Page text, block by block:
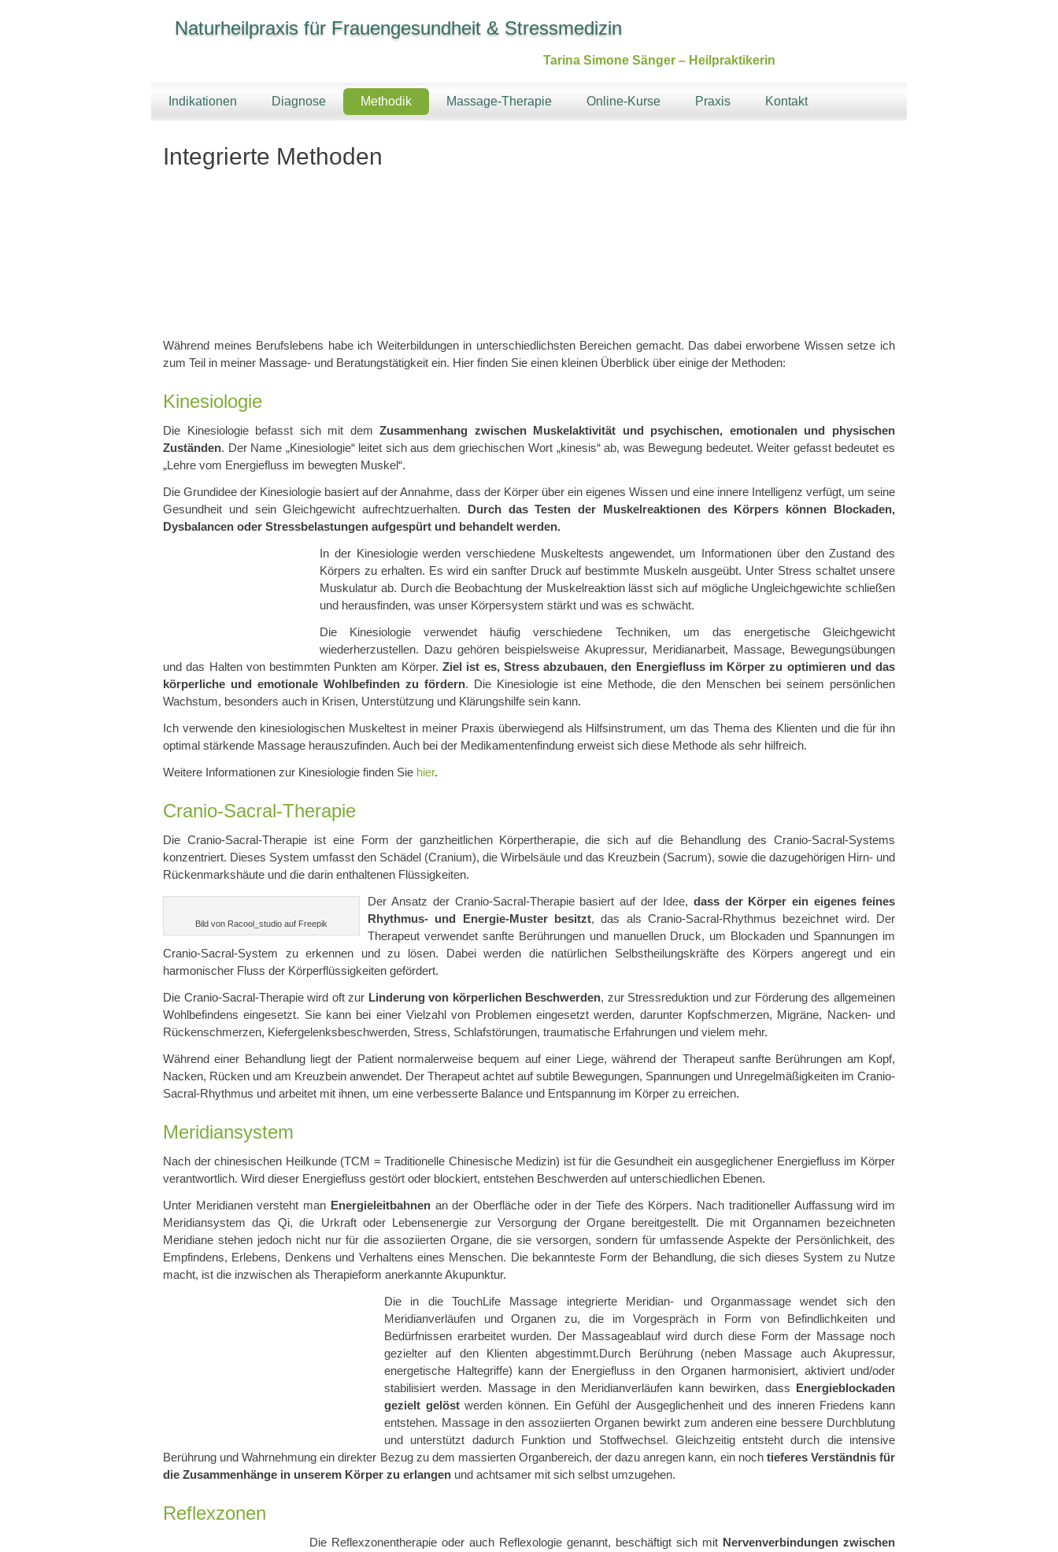
Naturheilpraxis für Frauengesundheit & Stressmedizin
Tarina Simone Sänger – Heilpraktikerin
Indikationen Diagnose Methodik Massage-Therapie Online-Kurse Praxis Kontakt
Integrierte Methoden
Während meines Berufslebens habe ich Weiterbildungen in unterschiedlichsten Bereichen gemacht. Das dabei erworbene Wissen setze ich
zum Teil in meiner Massage- und Beratungstätigkeit ein. Hier finden Sie einen kleinen Überblick über einige der Methoden:
Kinesiologie
Die Kinesiologie befasst sich mit demZusammenhang zwischen Muskelaktivität und psychischen, emotionalen und physischen
Zuständen. Der Name „Kinesiologie“ leitet sich aus dem griechischen Wort „kinesis“ ab, was Bewegung bedeutet. Weiter gefasst bedeutet es
„Lehre vom Energiefluss im bewegten Muskel“.
Die Grundidee der Kinesiologie basiert auf der Annahme, dass der Körper über ein eigenes Wissen und eine innere Intelligenz verfügt, um seine
Gesundheit und sein Gleichgewicht aufrechtzuerhalten. Durch das Testen der Muskelreaktionen des Körpers können Blockaden,
Dysbalancen oder Stressbelastungen aufgespürt und behandelt werden.
In der Kinesiologie werden verschiedene Muskeltests angewendet, um Informationen über den Zustand des
Körpers zu erhalten. Es wird ein sanfter Druck auf bestimmte Muskeln ausgeübt. Unter Stress schaltet unsere
Muskulatur ab. Durch die Beobachtung der Muskelreaktion lässt sich auf mögliche Ungleichgewichte schließen
und herausfinden, was unser Körpersystem stärkt und was es schwächt.
Die Kinesiologie verwendet häufig verschiedene Techniken, um das energetische Gleichgewicht
wiederherzustellen. Dazu gehören beispielsweise Akupressur, Meridianarbeit, Massage, Bewegungsübungen
und das Halten von bestimmten Punkten am Körper. Ziel ist es, Stress abzubauen, den Energiefluss im Körper zu optimieren und das
körperliche und emotionale Wohlbefinden zu fördern. Die Kinesiologie ist eine Methode, die den Menschen bei seinem persönlichen
Wachstum, besonders auch in Krisen, Unterstützung und Klärungshilfe sein kann.
Ich verwende den kinesiologischen Muskeltest in meiner Praxis überwiegend als Hilfsinstrument, um das Thema des Klienten und die für ihn
optimal stärkende Massage herauszufinden. Auch bei der Medikamentenfindung erweist sich diese Methode als sehr hilfreich.
Weitere Informationen zur Kinesiologie finden Sie hier.
Cranio-Sacral-Therapie
Die Cranio-Sacral-Therapie ist eine Form der ganzheitlichen Körpertherapie, die sich auf die Behandlung des Cranio-Sacral-Systems
konzentriert. Dieses System umfasst den Schädel (Cranium), die Wirbelsäule und das Kreuzbein (Sacrum), sowie die dazugehörigen Hirn- und
Rückenmarkshäute und die darin enthaltenen Flüssigkeiten.
Bild von Racool_studio auf Freepik
Der Ansatz der Cranio-Sacral-Therapie basiert auf der Idee, dass der Körper ein eigenes feines
Rhythmus- und Energie-Muster besitzt, das als Cranio-Sacral-Rhythmus bezeichnet wird. Der
Therapeut verwendet sanfte Berührungen und manuellen Druck, um Blockaden und Spannungen im
Cranio-Sacral-System zu erkennen und zu lösen. Dabei werden die natürlichen Selbstheilungskräfte des Körpers angeregt und ein
harmonischer Fluss der Körperflüssigkeiten gefördert.
Die Cranio-Sacral-Therapie wird oft zur Linderung von körperlichen Beschwerden, zur Stressreduktion und zur Förderung des allgemeinen
Wohlbefindens eingesetzt. Sie kann bei einer Vielzahl von Problemen eingesetzt werden, darunter Kopfschmerzen, Migräne, Nacken- und
Rückenschmerzen, Kiefergelenksbeschwerden, Stress, Schlafstörungen, traumatische Erfahrungen und vielem mehr.
Während einer Behandlung liegt der Patient normalerweise bequem auf einer Liege, während der Therapeut sanfte Berührungen am Kopf,
Nacken, Rücken und am Kreuzbein anwendet. Der Therapeut achtet auf subtile Bewegungen, Spannungen und Unregelmäßigkeiten im Cranio-
Sacral-Rhythmus und arbeitet mit ihnen, um eine verbesserte Balance und Entspannung im Körper zu erreichen.
Meridiansystem
Nach der chinesischen Heilkunde (TCM = Traditionelle Chinesische Medizin) ist für die Gesundheit ein ausgeglichener Energiefluss im Körper
verantwortlich. Wird dieser Energiefluss gestört oder blockiert, entstehen Beschwerden auf unterschiedlichen Ebenen.
Unter Meridianen versteht man Energieleitbahnenan der Oberfläche oder in der Tiefe des Körpers. Nach traditioneller Auffassung wird im
Meridiansystem das Qi, die Urkraft oder Lebensenergie zur Versorgung der Organe bereitgestellt. Die mit Organnamen bezeichneten
Meridiane stehen jedoch nicht nur für die assoziierten Organe, die sie versorgen, sondern für umfassende Aspekte der Persönlichkeit, des
Empfindens, Erlebens, Denkens und Verhaltens eines Menschen. Die bekannteste Form der Behandlung, die sich dieses System zu Nutze
macht, ist die inzwischen als Therapieform anerkannte Akupunktur.
Die in die TouchLife Massage integrierte Meridian- und Organmassage wendet sich den
Meridianverläufen und Organen zu, die im Vorgespräch in Form von Befindlichkeiten und
Bedürfnissen erarbeitet wurden. Der Massageablauf wird durch diese Form der Massage noch
gezielter auf den Klienten abgestimmt.Durch Berührung (neben Massage auch Akupressur,
energetische Haltegriffe) kann der Energiefluss in den Organen harmonisiert, aktiviert und/oder
stabilisiert werden. Massage in den Meridianverläufen kann bewirken, dass Energieblockaden
gezielt gelöstwerden können. Ein Gefühl der Ausgeglichenheit und des inneren Friedens kann
entstehen. Massage in den assoziierten Organen bewirkt zum anderen eine bessere Durchblutung
und unterstützt dadurch Funktion und Stoffwechsel. Gleichzeitig entsteht durch die intensive
Berührung und Wahrnehmung ein direkter Bezug zu dem massierten Organbereich, der dazu anregen kann, ein noch tieferes Verständnis für
die Zusammenhänge in unserem Körper zu erlangen und achtsamer mit sich selbst umzugehen.
Reflexzonen
Die Reflexzonentherapie oder auch Reflexologie genannt, beschäftigt sich mit Nervenverbindungen zwischen